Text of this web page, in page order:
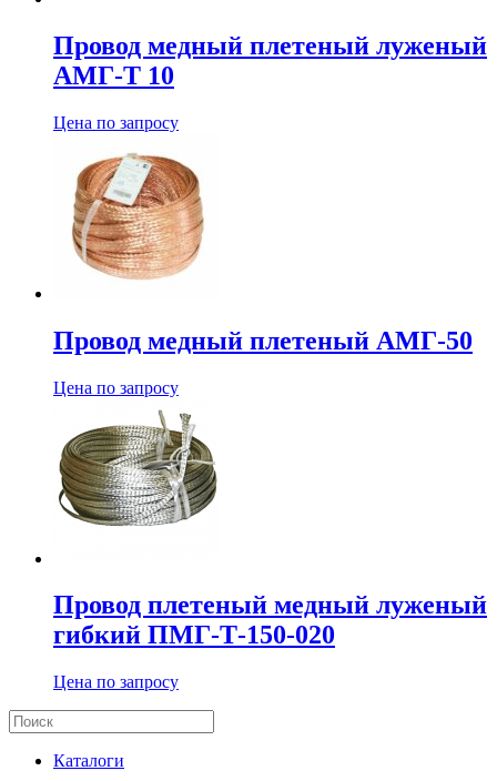
Провод медный плетеный луженый
АМГ-Т 10
Цена по запросу
Провод медный плетеный АМГ-50
Цена по запросу
Провод плетеный медный луженый
гибкий ПМГ-Т-150-020
Цена по запросу
Каталоги